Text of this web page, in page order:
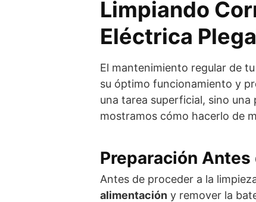
Limpiando
Eléctrica
El mantenimiento regular de
su óptimo funcionamiento y
una tarea superficial, sino
mostramos cómo hacerlo de
Preparación
Antes de proceder a la
alimentación y remover la